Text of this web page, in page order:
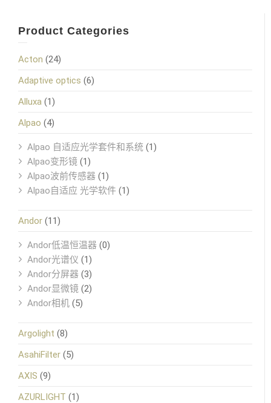
Product Categories
Acton (24)
Adaptive optics (6)
Alluxa (1)
Alpao (4)
Alpao 自适应光学套件和系统 (1)
Alpao变形镜 (1)
Alpao波前传感器 (1)
Alpao自适应 光学软件 (1)
Andor (11)
Andor低温恒温器 (0)
Andor光谱仪 (1)
Andor分屏器 (3)
Andor显微镜 (2)
Andor相机 (5)
Argolight (8)
AsahiFilter (5)
AXIS (9)
AZURLIGHT (1)